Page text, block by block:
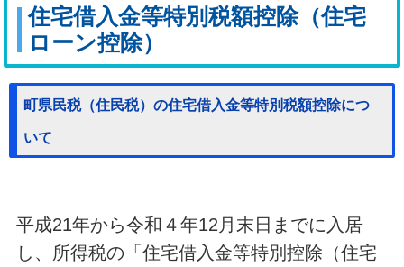
住宅借入金等特別税額控除（住宅
ローン控除）
町県民税（住民税）の住宅借入金等特別税額控除につ
いて
平成21年から令和４年12月末日までに入居
し、所得税の「住宅借入金等特別控除（住宅